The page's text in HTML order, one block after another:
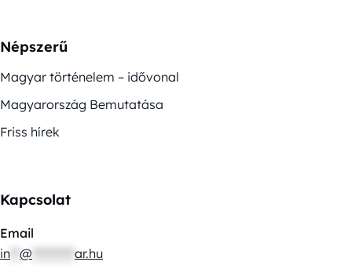
Népszerű
Magyar történelem – idővonal
Magyarország Bemutatása
Friss hírek
Kapcsolat
Email
in @ ar.hu